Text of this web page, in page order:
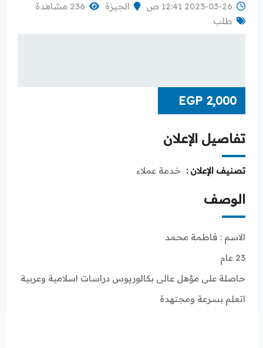
2023-03-26 12:41 ص الجيزة
236 مشاهدة
طلب
EGP 2,000
تفاصيل الإعلان
تصنيف الإعلان : خدمة عملاء
الوصف
الاسم : فاطمة محمد
23 عام
حاصلة على مؤهل عالى بكالوريوس دراسات اسلامية وعربية
اتعلم بسرعة ومجتهدة